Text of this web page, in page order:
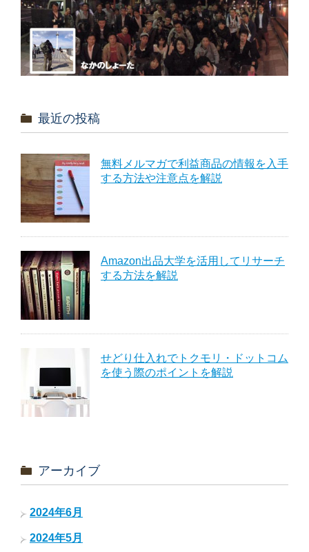
最近の投稿
無料メルマガで利益商品の情報を入手
する方法や注意点を解説
Amazon出品大学を活用してリサーチ
する方法を解説
せどり仕入れでトクモリ・ドットコム
を使う際のポイントを解説
アーカイブ
2024年6月
2024年5月